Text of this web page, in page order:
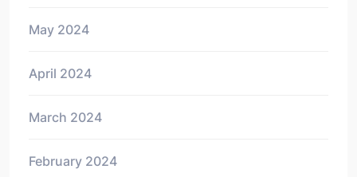
May 2024
April 2024
March 2024
February 2024